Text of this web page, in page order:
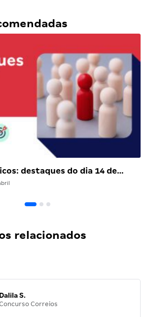
destaques do dia 14 de…
relacionados
Dalila S.
Correios